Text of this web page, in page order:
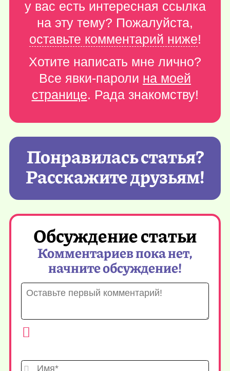
у вас есть интересная ссылка
на эту тему? Пожалуйста,
оставьте комментарий ниже!
Хотите написать мне лично?
Все явки-пароли на моей
странице. Рада знакомству!
Понравилась статья?
Расскажите друзьям!
Обсуждение статьи
Комментариев пока нет,
начните обсуждение!
Имя*